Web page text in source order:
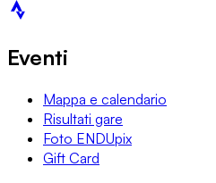
Eventi
Mappa e calendario
Risultati gare
Foto ENDUpix
Gift Card